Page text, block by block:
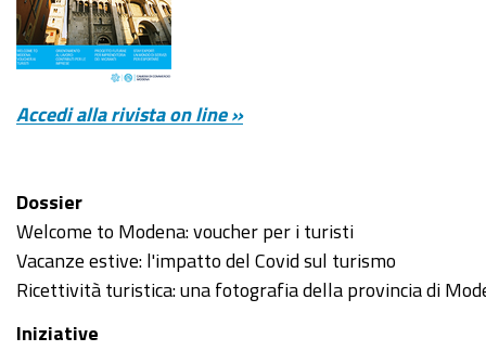
Accedi alla rivista on line »
Dossier
Welcome to Modena: voucher per i turisti
Vacanze estive: l'impatto del Covid sul turismo
Ricettività turistica: una fotografia della provincia di
Iniziative